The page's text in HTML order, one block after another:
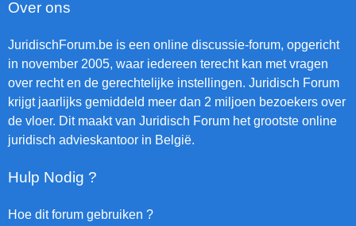
Over ons
JuridischForum.be is een online discussie-forum, opgericht
in november 2005, waar iedereen terecht kan met vragen
over recht en de gerechtelijke instellingen. Juridisch Forum
krijgt jaarlijks gemiddeld meer dan 2 miljoen bezoekers over
de vloer. Dit maakt van Juridisch Forum het grootste online
juridisch advieskantoor in België.
Hulp Nodig ?
Hoe dit forum gebruiken ?